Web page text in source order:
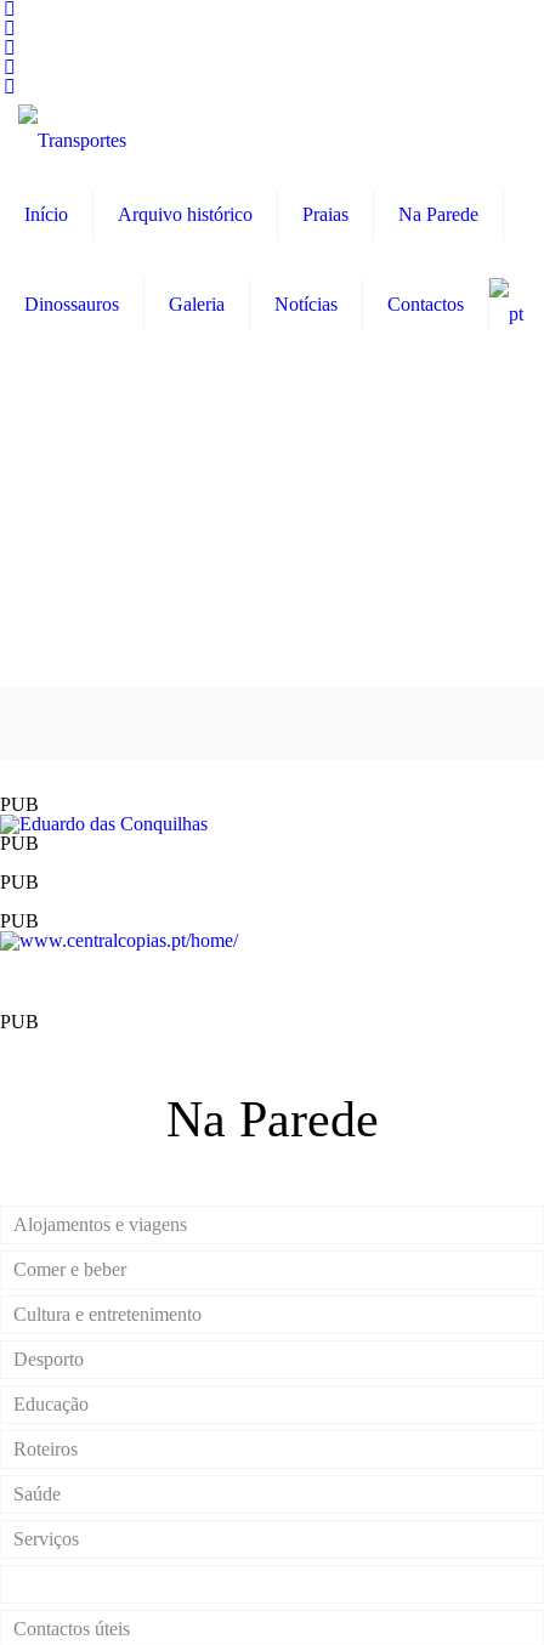
Início Arquivo histórico Praias Na Parede
Dinossauros Galeria Notícias Contactos
PUB
PUB
PUB
PUB
PUB
Na Parede
Alojamentos e viagens
Comer e beber
Cultura e entretenimento
Desporto
Educação
Roteiros
Saúde
Serviços
Contactos úteis